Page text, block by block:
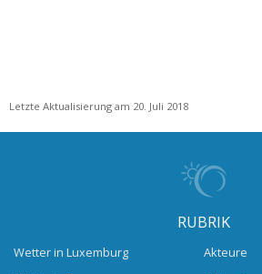
Letzte Aktualisierung am 20. Juli 2018
RUBRIK
Wetter in Luxemburg
Akteure